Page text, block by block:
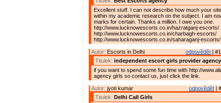
Excellent stuff. I can not describe how much your
within my academic research on the subject. I am
marks for certain. Thanks a million. I owe you one.
http://www.lucknowescorts.co.in/hazratganj-escorts/
http://www.lucknowescorts.co.in/charbagh-escorts/
http://www.lucknowescorts.co.in/saharaganj-escorts/
odpovědět |
Autor: Escorts in Delhi
Titulek: independent escort girls provider agency
if you want to spend some fun time with http://
agency girls so contact us, just click the link.
odpovědět |
Autor: jyoti kumar
Titulek: Delhi Call Girls